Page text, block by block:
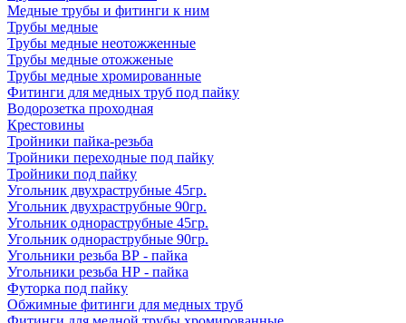
Медные трубы и фитинги к ним
Трубы медные
Трубы медные неотожженные
Трубы медные отожженые
Трубы медные хромированные
Фитинги для медных труб под пайку
Водорозетка проходная
Крестовины
Тройники пайка-резьба
Тройники переходные под пайку
Тройники под пайку
Угольник двухраструбные 45гр.
Угольник двухраструбные 90гр.
Угольник однораструбные 45гр.
Угольник однораструбные 90гр.
Угольники резьба ВР - пайка
Угольники резьба НР - пайка
Футорка под пайку
Обжимные фитинги для медных труб